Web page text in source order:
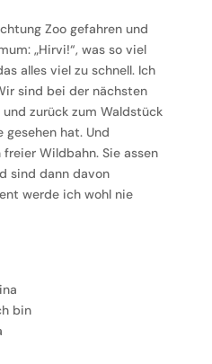
Zoo gefahren und
„Hirvi!“, was so viel
alles viel zu schnell. Ich
sind bei der nächsten
zurück zum Waldstück
gesehen hat. Und
Wildbahn. Sie assen
sind dann davon
werde ich wohl nie
bin